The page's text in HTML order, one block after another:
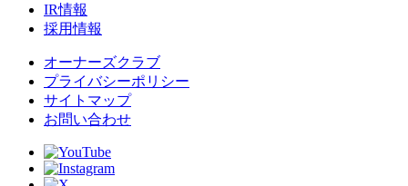
IR情報
採用情報
オーナーズクラブ
プライバシーポリシー
サイトマップ
お問い合わせ